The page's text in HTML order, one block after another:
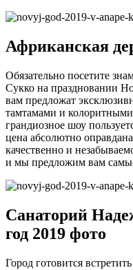
Африканская
Обязательно посетите
Сукко на праздновании
вам предложат
тамтамами и
грандиозное шоу
цена абсолютно
качественно и
и мы предложим вам
Санаторий
год 2019 фото
Город готовится